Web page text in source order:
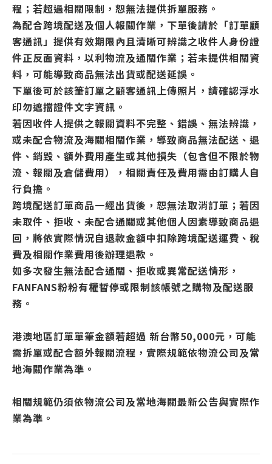
程；若超過相關限制，恕無法提供拆單服務。
為配合跨境配送及個人報關作業，下單後請於「訂單顧
客通訊」提供有效期限內且清晰可辨識之收件人身份證
件正反面資料，以利物流及通關作業；若未提供相關資
料，可能導致商品無法出貨或配送延誤。
下單後可於該筆訂單之顧客通訊上傳照片，請確認浮水
印勿遮擋證件文字資訊。
若因收件人提供之報關資料不完整、錯誤、無法辨識，
或未配合物流及海關相關作業，導致商品無法配送、退
件、銷毀、額外費用產生或其他損失（包含但不限於物
流、報關及倉儲費用），相關責任及費用需由訂購人自
行負擔。
跨境配送訂單商品一經出貨後，恕無法取消訂單；若因
未取件、拒收、未配合通關或其他個人因素導致商品退
回，將依實際情況自退款金額中扣除跨境配送運費、稅
費及相關作業費用後辦理退款。
如多次發生無法配合通關、拒收或異常配送情形，
FANFANS粉粉有權暫停或限制該帳號之購物及配送服
務。
港澳地區訂單單筆金額若超過 新台幣50,000元，可能
需拆單或配合額外報關流程，實際規範依物流公司及當
地海關作業為準。
相關規範仍須依物流公司及當地海關最新公告與實際作
業為準。